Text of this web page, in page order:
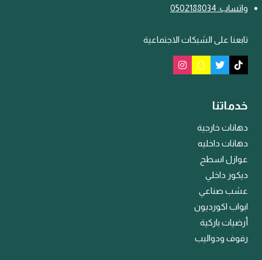
واتساب: 0502188034
تابعنا على الشبكات الاجتماعية
خدماتنا
دهانات خارجية
دهانات داخليه
عوازل اسطح
ديكور داخلي
عشب صناعي
ابواب اكورديون
أرضيات باركية
رفوف ودواليب